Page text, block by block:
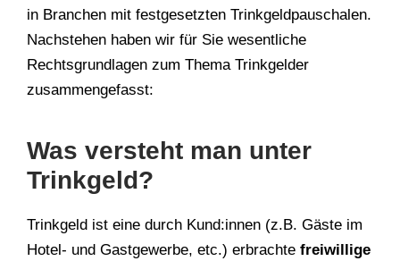
in Branchen mit festgesetzten Trinkgeldpauschalen.
Nachstehen haben wir für Sie wesentliche
Rechtsgrundlagen zum Thema Trinkgelder
zusammengefasst:
Was versteht man unter
Trinkgeld?
Trinkgeld ist eine durch Kund:innen (z.B. Gäste im
Hotel- und Gastgewerbe, etc.) erbrachte freiwillige